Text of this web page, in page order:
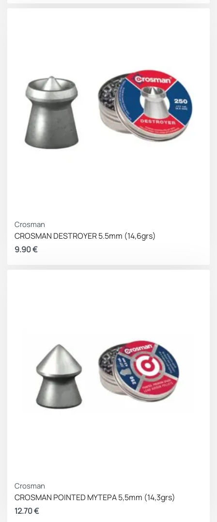
Crosman
CROSMAN DESTROYER 5.5mm (14,6grs)
9.90€
Crosman
CROSMAN POINTED ΜΥΤΕΡΑ 5,5mm (14,3grs)
12.70€